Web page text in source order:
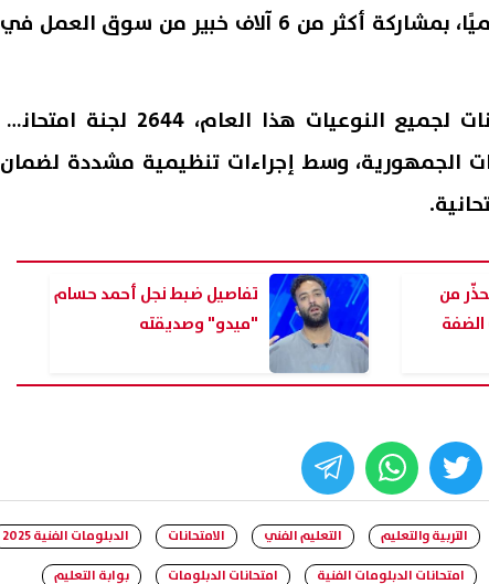
موزعة على 113 برنامجًا تعليميًا، بمشاركة أكثر من 6 آلاف خبير من سوق العمل في
وبلغ عدد لجان سير الامتحانات لجميع النوعيات هذا العام، 2644 لجنة امتحانية
الجمهورية، وسط إجراءات تنظيمية مشددة لضمان
من
تفاصيل ضبط نجل أحمد حسام
"ميدو" وصديقته
twitter
whats
التربية والتعليم التعليم الفني الامتحانات
الدبلومات الفنية 2025
امتحانات الدبلومات الفنية امتحانات الدبلومات
بوابة التعليم